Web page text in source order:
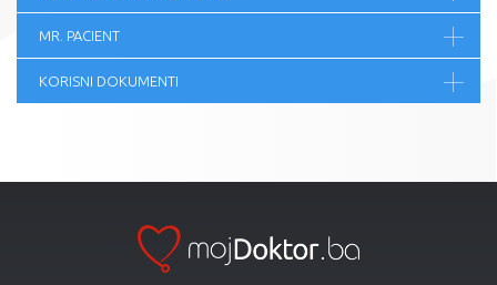
MR. PACIENT
KORISNI DOKUMENTI